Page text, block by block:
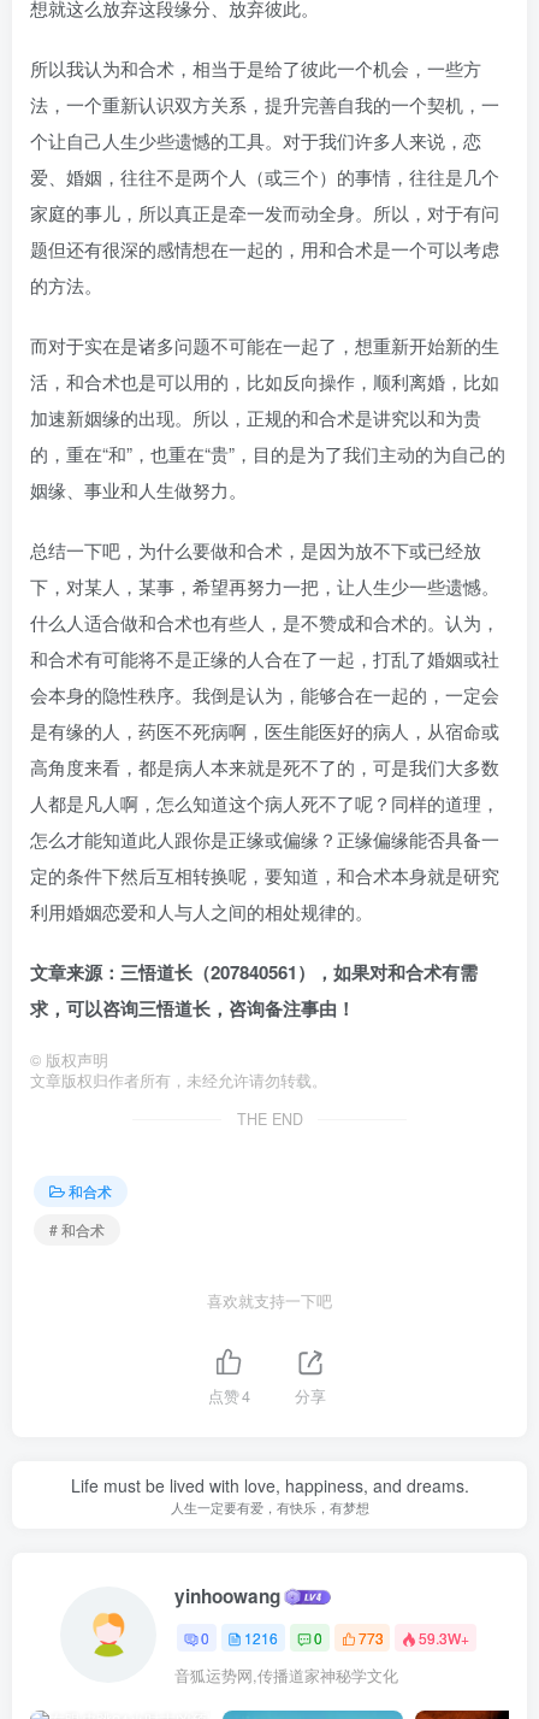
想就这么放弃这段缘分、放弃彼此。
所以我认为和合术，相当于是给了彼此一个机会，一些方
法，一个重新认识双方关系，提升完善自我的一个契机，一
个让自己人生少些遗憾的工具。对于我们许多人来说，恋
爱、婚姻，往往不是两个人（或三个）的事情，往往是几个
家庭的事儿，所以真正是牵一发而动全身。所以，对于有问
题但还有很深的感情想在一起的，用和合术是一个可以考虑
的方法。
而对于实在是诸多问题不可能在一起了，想重新开始新的生
活，和合术也是可以用的，比如反向操作，顺利离婚，比如
加速新姻缘的出现。所以，正规的和合术是讲究以和为贵
的，重在“和”，也重在“贵”，目的是为了我们主动的为自己的
姻缘、事业和人生做努力。
总结一下吧，为什么要做和合术，是因为放不下或已经放
下，对某人，某事，希望再努力一把，让人生少一些遗憾。
什么人适合做和合术也有些人，是不赞成和合术的。认为，
和合术有可能将不是正缘的人合在了一起，打乱了婚姻或社
会本身的隐性秩序。我倒是认为，能够合在一起的，一定会
是有缘的人，药医不死病啊，医生能医好的病人，从宿命或
高角度来看，都是病人本来就是死不了的，可是我们大多数
人都是凡人啊，怎么知道这个病人死不了呢？同样的道理，
怎么才能知道此人跟你是正缘或偏缘？正缘偏缘能否具备一
定的条件下然后互相转换呢，要知道，和合术本身就是研究
利用婚姻恋爱和人与人之间的相处规律的。
文章来源：三悟道长（207840561），如果对和合术有需
求，可以咨询三悟道长，咨询备注事由！
© 版权声明
文章版权归作者所有，未经允许请勿转载。
THE END
和合术
# 和合术
喜欢就支持一下吧
点赞4 分享
Life must be lived with love, happiness, and dreams.
人生一定要有爱，有快乐，有梦想
yinhoowang
0 1216 0 773 59.3W+
音狐运势网,传播道家神秘学文化